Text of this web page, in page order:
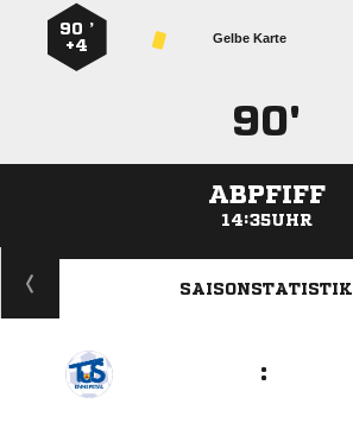
Gelbe Karte
90 ’
+4
90'
ABPFIFF
14:35UHR
ANZEIGE
SAISONSTATISTIK
: